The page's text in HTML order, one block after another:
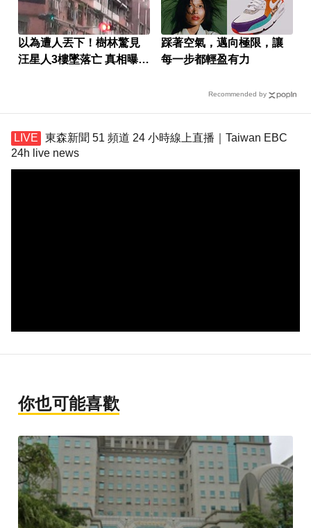
以為遭人丟下！樹林驚見
汪星人3樓墜落亡 真相曝光
踩著空氣，邁向極限，讓
每一步都輕盈有力
Recommended by
東森新聞 51 頻道 24 小時線上直播｜Taiwan EBC
24h live news
你也可能喜歡